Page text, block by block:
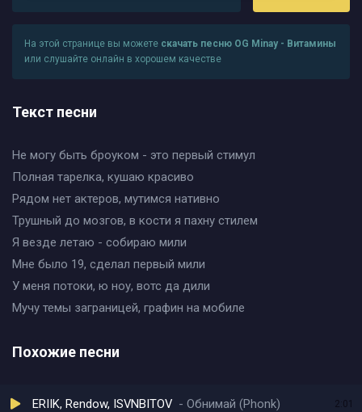
На этой странице вы можете скачать песню OG Minay - Витамины
или слушайте онлайн в хорошем качестве
Текст песни
Не могу быть броуком - это первый стимул
Полная тарелка, кушаю красиво
Рядом нет актеров, мутимся нативно
Трушный до мозгов, в кости я пахну стилем
Я везде летаю - собираю мили
Мне было 19, сделал первый мили
У меня потоки, ю ноу, вотс да дили
Мучу темы заграницей, графин на мобиле
Похожие песни
ERIIK, Rendow, ISVNBITOV Обнимай (Phonk) 2:01